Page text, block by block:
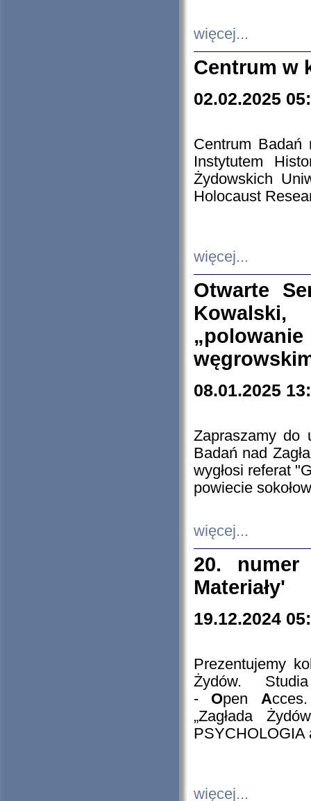
więcej...
Centrum w
02.02.2025
Centrum Badań
Instytutem
Żydowskich
Holocaust
więcej...
Otwarte
08.01.2025
Zapraszamy do
Badań nad
wygłosi referat
powiecie
więcej...
20. numer
Materiały'
19.12.2024
Prezentujemy
Żydów.
- Open A
„Zagłada
PSYCHOLOGIA
więcej...